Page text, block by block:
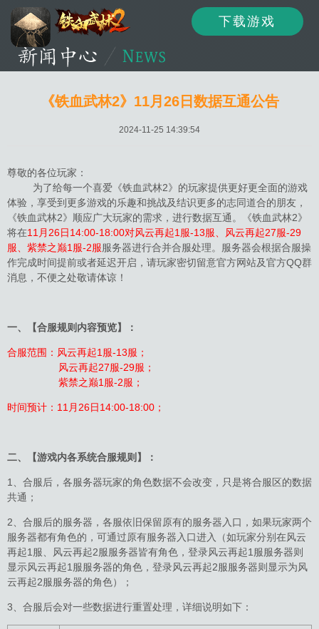
下载游戏
《铁血武林2》11月26日数据互通公告
2024-11-25 14:39:54
尊敬的各位玩家：
为了给每一个喜爱《铁血武林2》的玩家提供更好更全面的游戏
体验，享受到更多游戏的乐趣和挑战及结识更多的志同道合的朋友，
《铁血武林2》顺应广大玩家的需求，进行数据互通。《铁血武林2》
将在11月26日14:00-18:00对风云再起1服-13服、风云再起27服-29
服、紫禁之巅1服-2服服务器进行合并合服处理。服务器会根据合服操
作完成时间提前或者延迟开启，请玩家密切留意官方网站及官方QQ群
消息，不便之处敬请体谅！
一、【合服规则内容预览】：
合服范围：风云再起1服-13服；
风云再起27服-29服；
紫禁之巅1服-2服；
时间预计：11月26日14:00-18:00；
二、【游戏内各系统合服规则】：
1、合服后，各服务器玩家的角色数据不会改变，只是将合服区的数据
共通；
2、合服后的服务器，各服依旧保留原有的服务器入口，如果玩家两个
服务器都有角色的，可通过原有服务器入口进入（如玩家分别在风云
再起1服、风云再起2服服务器皆有角色，登录风云再起1服服务器则
显示风云再起1服服务器的角色，登录风云再起2服服务器则显示为风
云再起2服服务器的角色）；
3、合服后会对一些数据进行重置处理，详细说明如下：
资讯
论坛 下载 客服